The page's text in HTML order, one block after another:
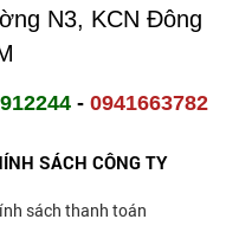
N3, KCN Đông
- 0941663782
SÁCH CÔNG TY
sách thanh toán